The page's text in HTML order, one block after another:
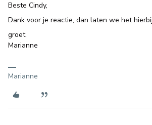
Beste Cindy,
Dank voor je reactie, dan laten we het
groet,
Marianne
Marianne